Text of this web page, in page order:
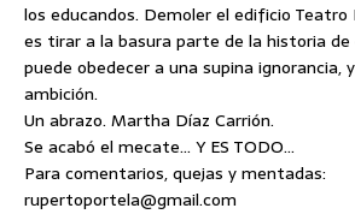
los educandos. Demoler el edificio Teatro
es tirar a la basura parte de la historia de
puede obedecer a una supina ignorancia,
ambición.
Un abrazo. Martha Díaz Carrión.
Se acabó el mecate… Y ES TODO…
Para comentarios, quejas y mentadas:
rupertoportela@gmail.com